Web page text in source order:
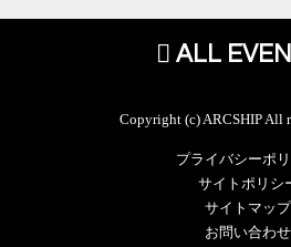
ALL
Copyright (c) ARCSHIP All
プライバシーポ
サイトポリシ
サイトマップ
お問い合わせ